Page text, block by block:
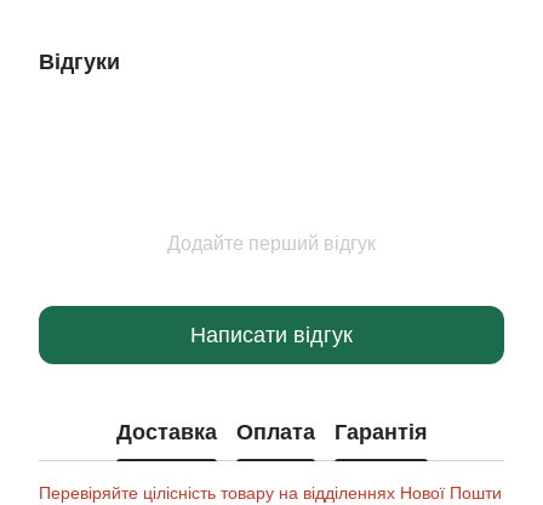
Відгуки
Додайте перший відгук
Написати відгук
Доставка Оплата Гарантія
Перевіряйте цілісність товару на відділеннях Нової Пошти